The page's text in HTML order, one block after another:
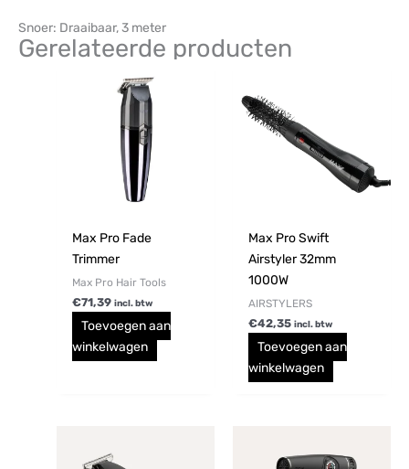
Snoer: Draaibaar, 3 meter
Gerelateerde producten
Max Pro Fade
Trimmer
Max Pro Hair Tools
€71,39 incl. btw
Toevoegen aan
winkelwagen
Max Pro Swift
Airstyler 32mm
1000W
AIRSTYLERS
€42,35 incl. btw
Toevoegen aan
winkelwagen